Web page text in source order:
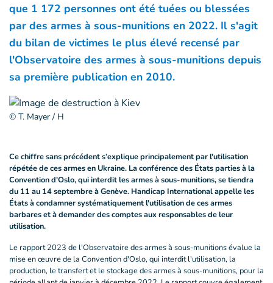
que 1 172 personnes ont été tuées ou blessées
par des armes à sous-munitions en 2022. Il s'agit
du bilan de victimes le plus élevé recensé par
l'Observatoire des armes à sous-munitions depuis
sa première publication en 2010.
© T. Mayer / H
Ce chiffre sans précédent s’explique principalement par l'utilisation
répétée de ces armes en Ukraine. La conférence des États parties à la
Convention d'Oslo, qui interdit les armes à sous-munitions, se tiendra
du 11 au 14 septembre à Genève. Handicap International appelle les
États à condamner systématiquement l'utilisation de ces armes
barbares et à demander des comptes aux responsables de leur
utilisation.
Le rapport 2023 de l'Observatoire des armes à sous-munitions évalue la
mise en œuvre de la Convention d'Oslo, qui interdit l'utilisation, la
production, le transfert et le stockage des armes à sous-munitions, pour la